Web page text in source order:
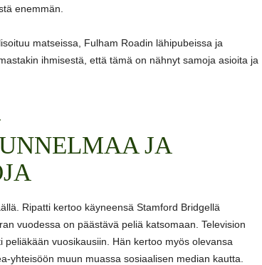
enemmän.
matseissa, Fulham Roadin lähipubeissa ja
ihmisestä, että tämä on nähnyt samoja asioita ja
JA
Ripatti kertoo käyneensä Stamford Bridgellä
vuodessa on päästävä peliä katsomaan. Television
vuosikausiin. Hän kertoo myös olevansa
yhteisöön muun muassa sosiaalisen median kautta.